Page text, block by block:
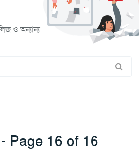
ও অন্যান্য
Page 16 of 16